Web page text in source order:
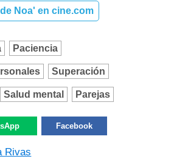
Noa' en cine.com
Paciencia
Superación
Salud mental Parejas
Facebook
Rivas